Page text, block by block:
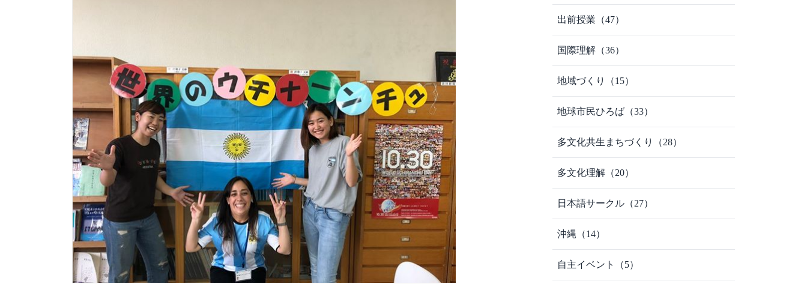
出前授業 （47）
国際理解 （36）
地域づくり （15）
地球市民ひろば （33）
多文化共生まちづくり （28）
多文化理解 （20）
日本語サークル （27）
沖縄 （14）
自主イベント （5）